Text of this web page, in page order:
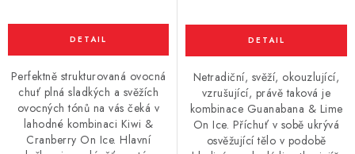
Perfektně strukturovaná ovocná
chuť plná sladkých a svěžích
ovocných tónů na vás čeká v
lahodné kombinaci Kiwi &
Cranberry On Ice. Hlavní
Netradiční, svěží, okouzlující,
vzrušující, právě taková je
kombinace Guanabana & Lime
On Ice. Příchuť v sobě ukrývá
osvěžující tělo v podobě